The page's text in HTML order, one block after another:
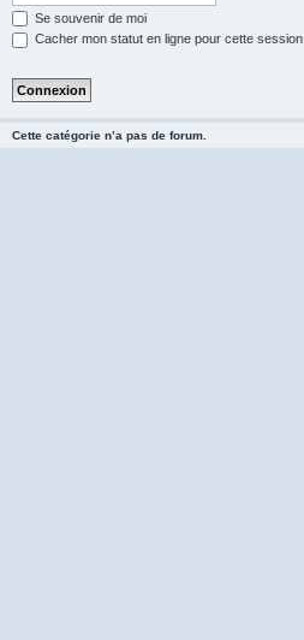
Se souvenir de moi
Cacher mon statut en ligne pour cette session
Cette catégorie n’a pas de forum.